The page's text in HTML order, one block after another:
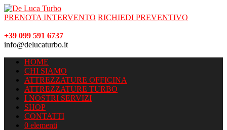
PRENOTA INTERVENTO RICHIEDI PREVENTIVO
+39 099 591 6737
info@delucaturbo.it
HOME
CHI SIAMO
ATTREZZATURE OFFICINA
ATTREZZATURE TURBO
I NOSTRI SERVIZI
SHOP
CONTATTI
0 elementi